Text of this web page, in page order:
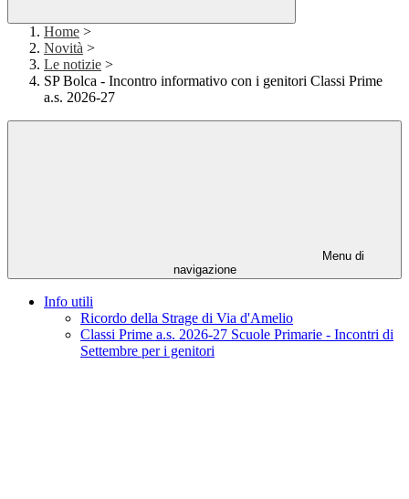
Home >
Novità >
Le notizie >
SP Bolca - Incontro informativo con i genitori Classi Prime
a.s. 2026-27
Menu di
navigazione
Info utili
Ricordo della Strage di Via d'Amelio
Classi Prime a.s. 2026-27 Scuole Primarie - Incontri di
Settembre per i genitori